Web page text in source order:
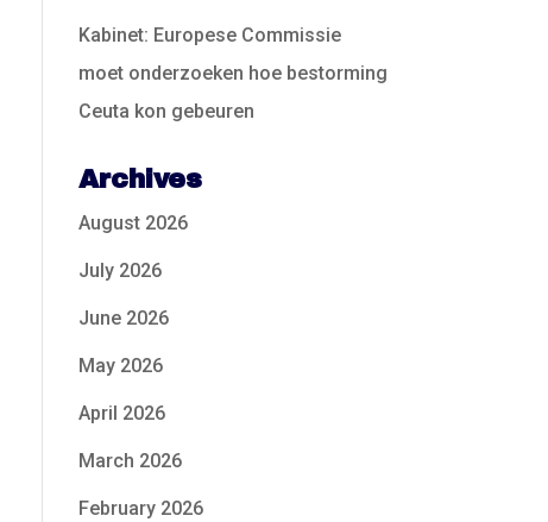
Kabinet: Europese Commissie
moet onderzoeken hoe bestorming
Ceuta kon gebeuren
Archives
August 2026
July 2026
June 2026
May 2026
April 2026
March 2026
February 2026